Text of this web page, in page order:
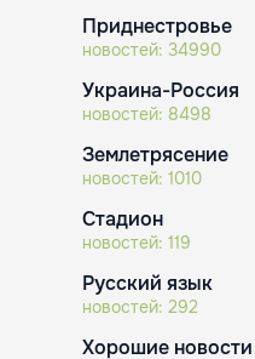
Приднестровье
новостей: 34990
Украина-Россия
новостей: 8498
Землетрясение
новостей: 1010
Стадион
новостей: 119
Русский язык
новостей: 292
Хорошие новости